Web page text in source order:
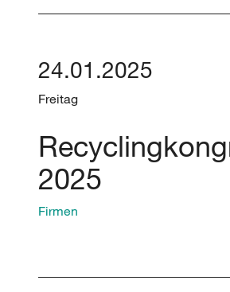
24.01.2025
Freitag
2025
Firmen